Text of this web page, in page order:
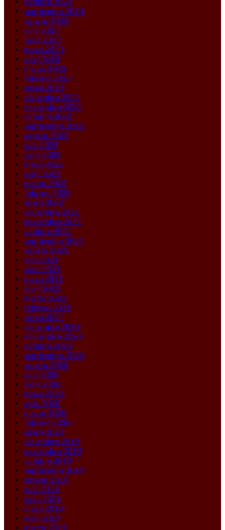
septiembre 2023
agosto 2023
julio 2023
junio 2023
mayo 2023
abril 2023
marzo 2023
febrero 2023
enero 2023
diciembre 2022
noviembre 2022
octubre 2022
septiembre 2022
agosto 2022
julio 2022
junio 2022
mayo 2022
abril 2022
marzo 2022
febrero 2022
enero 2022
diciembre 2021
noviembre 2021
octubre 2021
septiembre 2021
agosto 2021
julio 2021
junio 2021
mayo 2021
abril 2021
marzo 2021
febrero 2021
enero 2021
diciembre 2020
noviembre 2020
octubre 2020
septiembre 2020
agosto 2020
julio 2020
junio 2020
mayo 2020
abril 2020
marzo 2020
febrero 2020
enero 2020
diciembre 2019
noviembre 2019
octubre 2019
septiembre 2019
agosto 2019
julio 2019
junio 2019
mayo 2019
abril 2019
marzo 2019